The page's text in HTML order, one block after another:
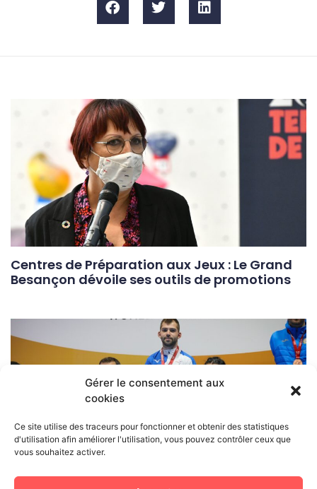
Gérer le consentement aux
cookies
Ce site utilise des traceurs pour fonctionner et obtenir des statistiques
d'utilisation afin améliorer l'utilisation, vous pouvez contrôler ceux que
vous souhaitez activer.
Centres de Préparation aux Jeux : Le Grand
Besançon dévoile ses outils de promotions
En route pour les jeux paralympiques 2024 :